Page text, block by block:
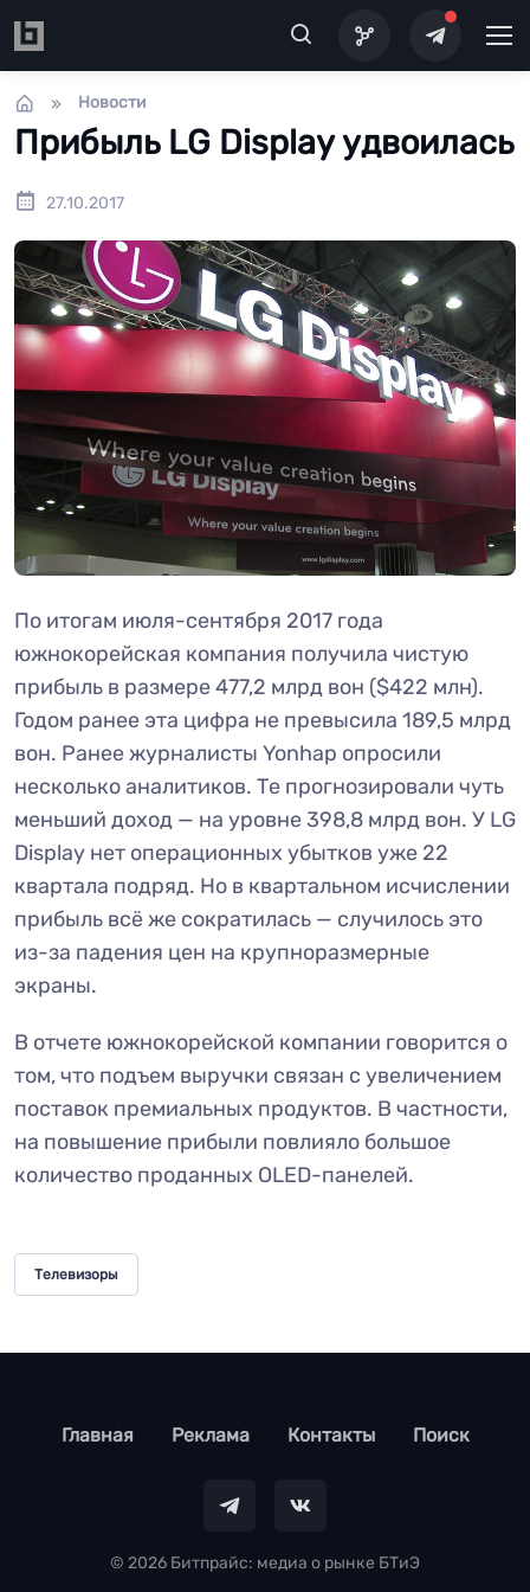
Новости
Прибыль LG Display удвоилась
27.10.2017
По итогам июля-сентября 2017 года
южнокорейская компания получила чистую
прибыль в размере 477,2 млрд вон ($422 млн).
Годом ранее эта цифра не превысила 189,5 млрд
вон. Ранее журналисты Yonhap опросили
несколько аналитиков. Те прогнозировали чуть
меньший доход — на уровне 398,8 млрд вон. У LG
Display нет операционных убытков уже 22
квартала подряд. Но в квартальном исчислении
прибыль всё же сократилась — случилось это
из-за падения цен на крупноразмерные
экраны.
В отчете южнокорейской компании говорится о
том, что подъем выручки связан с увеличением
поставок премиальных продуктов. В частности,
на повышение прибыли повлияло большое
количество проданных OLED-панелей.
Телевизоры
footer
Главная Реклама Контакты Поиск
© 2026 Битпрайс: медиа о рынке БТиЭ